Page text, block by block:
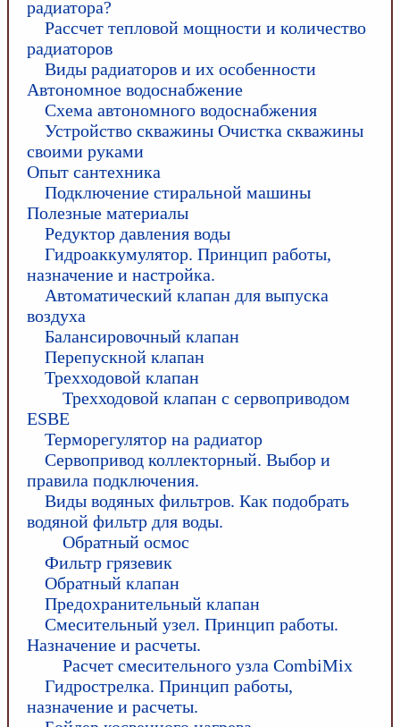
радиатора?
Рассчет тепловой мощности и количество
радиаторов
Виды радиаторов и их особенности
Автономное водоснабжение
Схема автономного водоснабжения
Устройство скважины Очистка скважины
своими руками
Опыт сантехника
Подключение стиральной машины
Полезные материалы
Редуктор давления воды
Гидроаккумулятор. Принцип работы,
назначение и настройка.
Автоматический клапан для выпуска
воздуха
Балансировочный клапан
Перепускной клапан
Трехходовой клапан
Трехходовой клапан с сервоприводом
ESBE
Терморегулятор на радиатор
Сервопривод коллекторный. Выбор и
правила подключения.
Виды водяных фильтров. Как подобрать
водяной фильтр для воды.
Обратный осмос
Фильтр грязевик
Обратный клапан
Предохранительный клапан
Смесительный узел. Принцип работы.
Назначение и расчеты.
Расчет смесительного узла CombiMix
Гидрострелка. Принцип работы,
назначение и расчеты.